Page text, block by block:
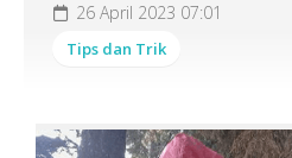
26 April 2023 07:01
Tips dan Trik